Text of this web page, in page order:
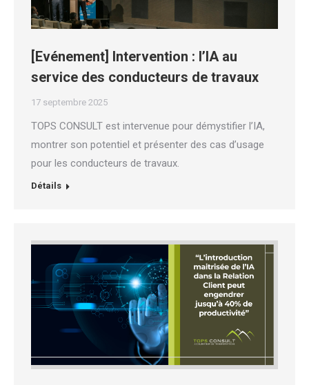
[Evénement] Intervention : l’IA au
service des conducteurs de travaux
17 septembre 2025
TOPS CONSULT est intervenue pour démystifier l’IA,
montrer son potentiel et présenter des cas d’usage
pour les conducteurs de travaux.
Détails